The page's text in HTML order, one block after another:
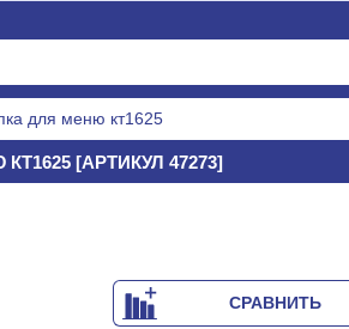
для меню кт1625
[АРТИКУЛ 47273]
СРАВНИТЬ